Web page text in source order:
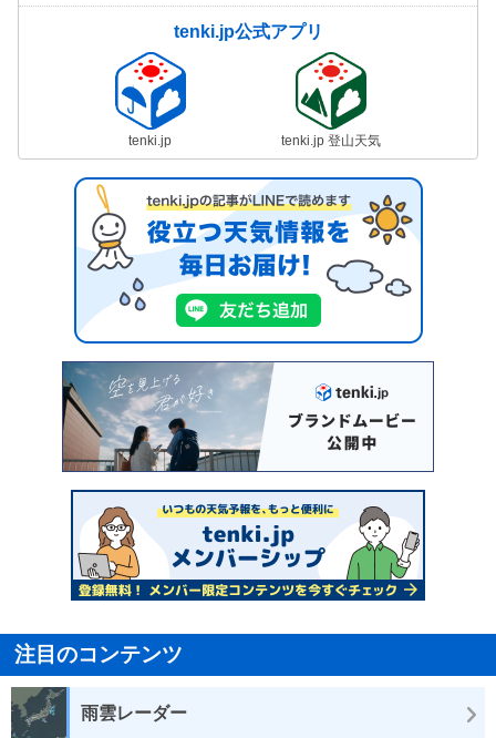
tenki.jp公式アプリ
tenki.jp tenki.jp 登山天気
注目のコンテンツ
雨雲レーダー